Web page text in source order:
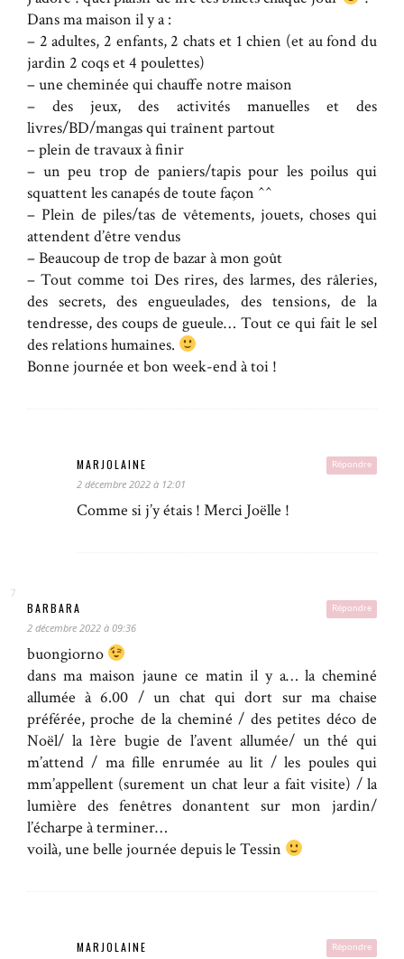
Dans ma maison il y a :
– 2 adultes, 2 enfants, 2 chats et 1 chien (et au fond du
jardin 2 coqs et 4 poulettes)
– une cheminée qui chauffe notre maison
– des jeux, des activités manuelles et des
livres/BD/mangas qui traînent partout
– plein de travaux à finir
– un peu trop de paniers/tapis pour les poilus qui
squattent les canapés de toute façon ^^
– Plein de piles/tas de vêtements, jouets, choses qui
attendent d’être vendus
– Beaucoup de trop de bazar à mon goût
– Tout comme toi Des rires, des larmes, des râleries,
des secrets, des engueulades, des tensions, de la
tendresse, des coups de gueule… Tout ce qui fait le sel
des relations humaines.
Bonne journée et bon week-end à toi !
Répondre
MARJOLAINE
2 décembre 2022 à 12:01
Comme si j’y étais ! Merci Joëlle !
Répondre
BARBARA
2 décembre 2022 à 09:36
buongiorno
dans ma maison jaune ce matin il y a… la cheminé
allumée à 6.00 / un chat qui dort sur ma chaise
préférée, proche de la cheminé / des petites déco de
Noël/ la 1ère bugie de l’avent allumée/ un thé qui
m’attend / ma fille enrumée au lit / les poules qui
mm’appellent (surement un chat leur a fait visite) / la
lumière des fenêtres donantent sur mon jardin/
l’écharpe à terminer…
voilà, une belle journée depuis le Tessin
Répondre
MARJOLAINE